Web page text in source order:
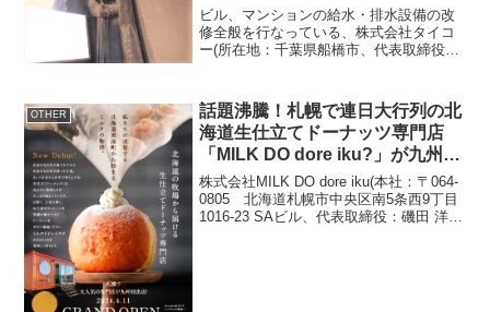
期」の更生工事の依頼が増加
ビル、マンションの給水・排水設備の改
修全般を行なっている、株式会社タイコ
ー(所在地：千葉県船橋市、代表取締役社
しました。【老朽化した水道管、排水管
のトラブルが多発】...
OTHER
話題沸騰！札幌で連日大行列の北
海道生仕立てドーナッツ専門店
「MILK DO dore iku?」が九州初
上陸！4月11日(木)福岡姪浜にオ
ープン
株式会社MILK DO dore iku(本社：〒064-
0805 北海道札幌市中央区南5条西9丁目
1016-23 SAビル、代表取締役：磯田 洋